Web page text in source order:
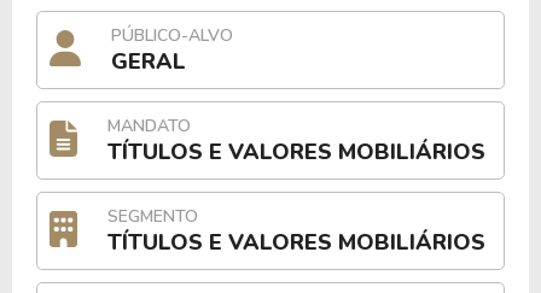
PÚBLICO-ALVO
GERAL
MANDATO
TÍTULOS E VALORES MOBILIÁRIOS
SEGMENTO
TÍTULOS E VALORES MOBILIÁRIOS